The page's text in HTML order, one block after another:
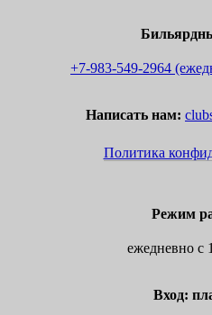
+7-983-549-2964
Написать нам:
Политика
Режим
ежедневно с
Вход: